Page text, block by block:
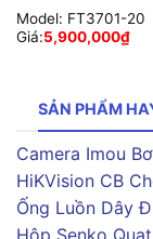
Model: FT3701-20
Giá:5,900,000₫
SẢN PHẨM
Camera Imou
HiKVision CB
Ống Luồn Dây
Hộp Senko